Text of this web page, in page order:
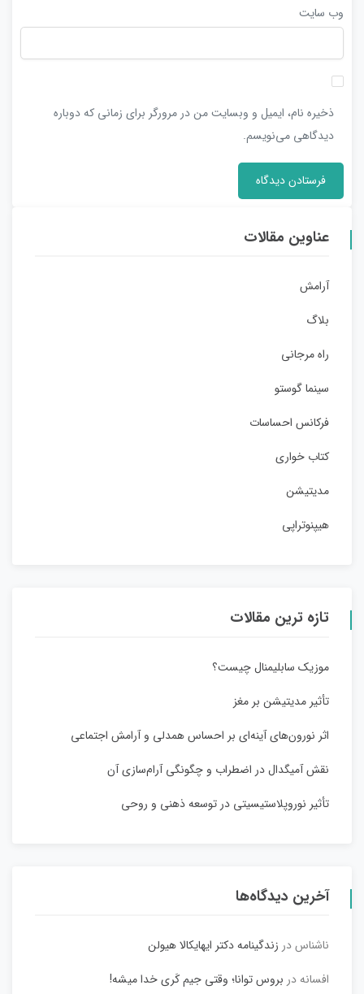
وب‌ سایت
ذخیره نام، ایمیل و وبسایت من در مرورگر برای زمانی که دوباره
دیدگاهی می‌نویسم.
عناوین مقالات
آرامش
بلاگ
راه مرجانی
سینما گوستو
فرکانس احساسات
کتاب خواری
مدیتیشن
هیپنوتراپی
تازه ترین مقالات
موزیک سابلیمنال چیست؟
تأثیر مدیتیشن بر مغز
اثر نورون‌های آینه‌ای بر احساس همدلی و آرامش اجتماعی
نقش آمیگدال در اضطراب و چگونگی آرام‌سازی آن
تأثیر نوروپلاستیسیتی در توسعه ذهنی و روحی
آخرین دیدگاه‌ها
ناشناسدر زندگینامه دکتر ایهایکالا هیولن
افسانه در بروس توانا؛ وقتی جیم کَری خدا میشه!